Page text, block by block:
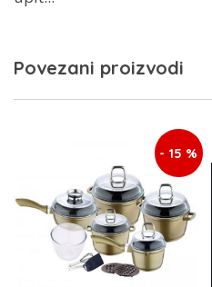
Povezani proizvodi
- 15 %